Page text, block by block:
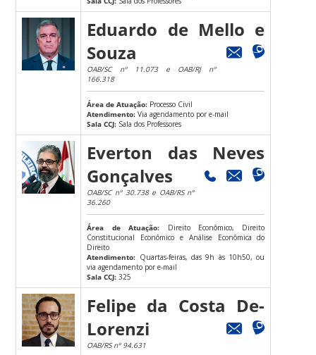
Eduardo de Mello e
Souza
OAB/SC nº 11.073 e OAB/RJ nº
166.318
Área de Atuação: Processo Civil
Atendimento: Via agendamento por e-mail
Sala CCJ: Sala dos Professores
Everton das Neves
Gonçalves
OAB/SC nº 30.738 e OAB/RS nº
36.260
Área de Atuação: Direito Econômico, Direito
Constitucional Econômico e Análise Econômica do
Direito
Atendimento: Quartas-feiras, das 9h às 10h50, ou
via agendamento por e-mail
Sala CCJ: 325
Felipe da Costa De-
Lorenzi
OAB/RS nº 94.631